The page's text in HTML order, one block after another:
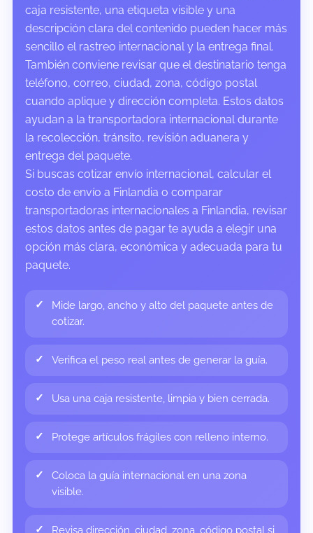
caja resistente, una etiqueta visible y una
descripción clara del contenido pueden hacer más
sencillo el rastreo internacional y la entrega final.
También conviene revisar que el destinatario tenga
teléfono, correo, ciudad, zona, código postal
cuando aplique y dirección completa. Estos datos
ayudan a la transportadora internacional durante
la recolección, tránsito, revisión aduanera y
entrega del paquete.
Si buscas cotizar envío internacional, calcular el
costo de envío a Finlandia o comparar
transportadoras internacionales a Finlandia, revisar
estos datos antes de pagar te ayuda a elegir una
opción más clara, económica y adecuada para tu
paquete.
Mide largo, ancho y alto del paquete antes de
cotizar.
Verifica el peso real antes de generar la guía.
Usa una caja resistente, limpia y bien cerrada.
Protege artículos frágiles con relleno interno.
Coloca la guía internacional en una zona
visible.
Revisa dirección, ciudad, zona, código postal si